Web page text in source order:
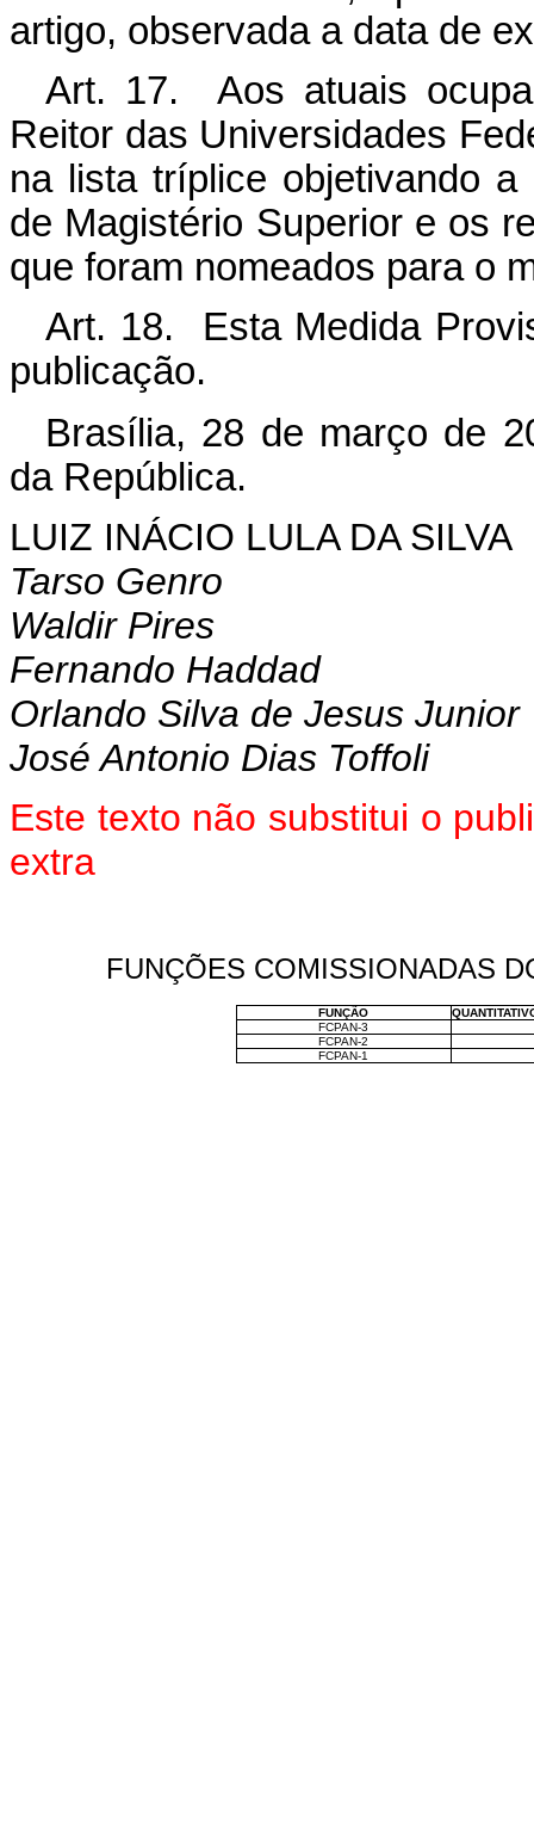
artigo, observada a data de
Art. 17. Aos atuais
Reitor das Universidades
na lista tríplice objetivando
de Magistério Superior e os
que foram nomeados para o
Art. 18. Esta Medida
publicação.
Brasília, 28 de março de
da República.
LUIZ INÁCIO LULA DA SILVA
Tarso Genro
Waldir Pires
Fernando Haddad
Orlando Silva de Jesus Junior
José Antonio Dias Toffoli
Este texto não substitui o
extra
FUNÇÕES COMISSIONADAS
FUNÇÃO
FCPAN-3
FCPAN-2
FCPAN-1